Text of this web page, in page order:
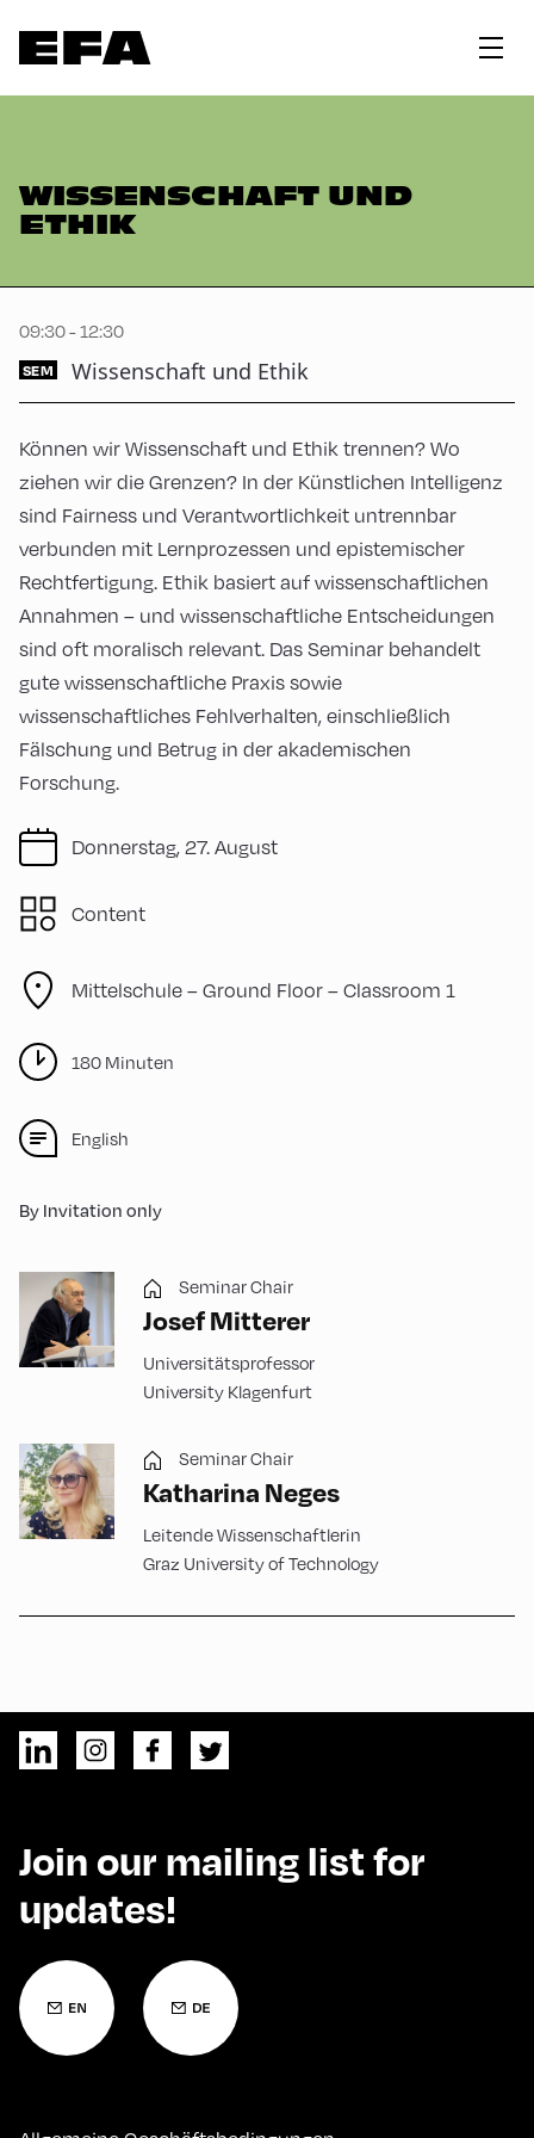
WISSENSCHAFT UND
ETHIK
09:30 - 12:30
SEM Wissenschaft und Ethik
Donnerstag, 27. August
Content
Mittelschule – Ground Floor – Classroom 1
180 Minuten
English
By Invitation only
Können wir Wissenschaft und Ethik trennen? Wo
ziehen wir die Grenzen? In der Künstlichen Intelligenz
sind Fairness und Verantwortlichkeit untrennbar
verbunden mit Lernprozessen und epistemischer
Rechtfertigung. Ethik basiert auf wissenschaftlichen
Annahmen – und wissenschaftliche Entscheidungen
sind oft moralisch relevant. Das Seminar behandelt
gute wissenschaftliche Praxis sowie
wissenschaftliches Fehlverhalten, einschließlich
Fälschung und Betrug in der akademischen
Forschung.
Seminar Chair
Josef Mitterer
Universitätsprofessor
University Klagenfurt
Seminar Chair
Katharina Neges
Leitende Wissenschaftlerin
Graz University of Technology
Join our mailing list for
updates!